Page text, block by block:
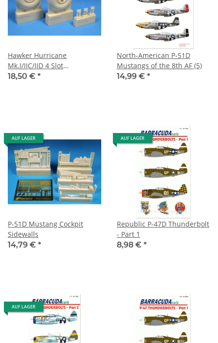
Hawker Hurricane
Mk.I/IIC/IID 4 Slot
Mainwheels
18,50 € *
North-American P-51D
Mustangs of the 8th AF (5)
14,99 € *
AUF LAGER
P-51D Mustang Cockpit
Sidewalls
14,79 € *
AUF LAGER
Republic P-47D Thunderbolt
- Part 1
8,98 € *
AUF LAGER